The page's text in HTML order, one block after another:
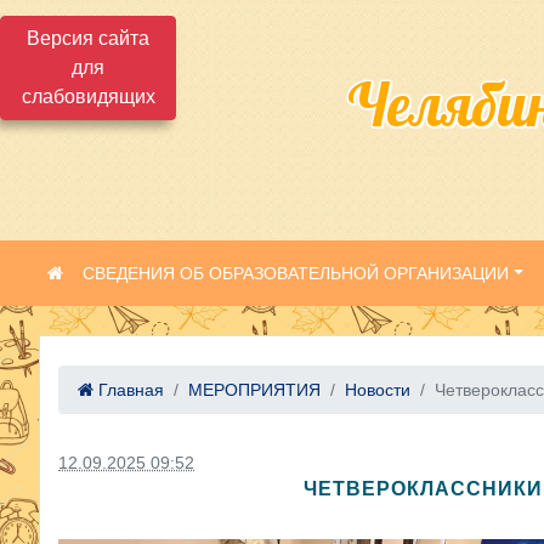
Версия сайта
для
слабовидящих
СВЕДЕНИЯ ОБ ОБРАЗОВАТЕЛЬНОЙ ОРГАНИЗАЦИИ
Главная МЕРОПРИЯТИЯ Новости
12.09.2025 09:52